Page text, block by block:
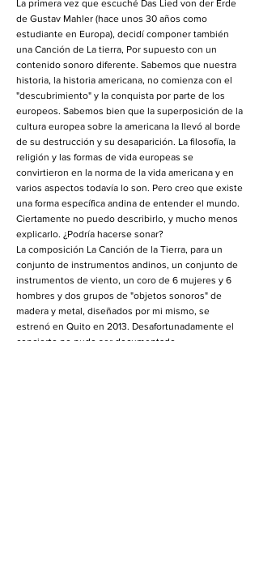
La primera vez que escuché Das Lied von der Erde
de Gustav Mahler (hace unos 30 años como
estudiante en Europa), decidí componer también
una Canción de La tierra, Por supuesto con un
contenido sonoro diferente. Sabemos que nuestra
historia, la historia americana, no comienza con el
"descubrimiento" y la conquista por parte de los
europeos. Sabemos bien que la superposición de la
cultura europea sobre la americana la llevó al borde
de su destrucción y su desaparición. La filosofía, la
religión y las formas de vida europeas se
convirtieron en la norma de la vida americana y en
varios aspectos todavía lo son. Pero creo que existe
una forma específica andina de entender el mundo.
Ciertamente no puedo describirlo, y mucho menos
explicarlo. ¿Podría hacerse sonar?
La composición La Canción de la Tierra, para un
conjunto de instrumentos andinos, un conjunto de
instrumentos de viento, un coro de 6 mujeres y 6
hombres y dos grupos de "objetos sonoros" de
madera y metal, diseñados por mi mismo, se
estrenó en Quito en 2013. Desafortunadamente el
concierto no pudo ser documentado